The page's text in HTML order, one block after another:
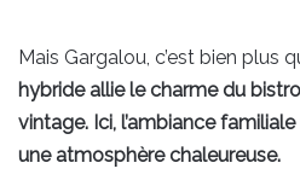
Mais Gargalou, c’est bien plus
hybride allie le charme du
vintage. Ici, l’ambiance
une atmosphère chaleureuse.